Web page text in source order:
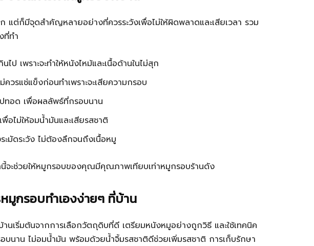
แต่ก็มีจุดสำคัญหลายอย่างที่ควรระวังเพื่อไม่ให้ผิดพลาดและเสียเวลา รวม
ที่ทำ
ป เพราะจะทำให้หนังไหม้และเนื้อด้านในไม่สุก
ควรแช่แข็งก่อนทำเพราะจะเสียความกรอบ
ทอด เพื่อผลลัพธ์ที่กรอบนาน
ไม่ให้อมน้ำมันและเสียรสชาติ
ะมัดระวัง ไม่ต้องลึกจนถึงเนื้อหมู
นี้จะช่วยให้หมูกรอบของคุณมีคุณภาพเทียบเท่าหมูกรอบร้านดัง
มูกรอบทำเองง่ายๆ ที่บ้าน
นเริ่มต้นจากการเลือกวัตถุดิบที่ดี เตรียมหนังหมูอย่างถูกวิธี และใช้เทคนิค
บนาน ไม่อมน้ำมัน พร้อมด้วยน้ำจิ้มรสชาติดีช่วยเพิ่มรสชาติ การเก็บรักษา